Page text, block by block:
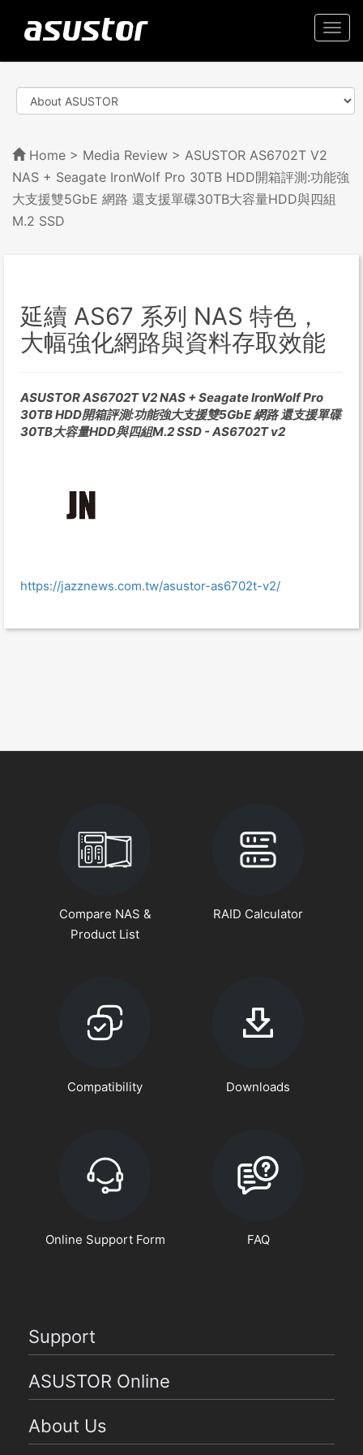
Home > Media Review > ASUSTOR AS6702T V2
NAS + Seagate IronWolf Pro 30TB HDD開箱評測:功能強
大支援雙5GbE 網路 還支援單碟30TB大容量HDD與四組
M.2 SSD
延續 AS67 系列 NAS 特色，
大幅強化網路與資料存取效能
ASUSTOR AS6702T V2 NAS + Seagate IronWolf Pro
30TB HDD開箱評測:功能強大支援雙5GbE 網路 還支援單碟
30TB大容量HDD與四組M.2 SSD - AS6702T v2
https://jazznews.com.tw/asustor-as6702t-v2/
Compare NAS &
Product List
RAID Calculator
Compatibility Downloads
Online Support Form FAQ
Support
ASUSTOR Online
About Us